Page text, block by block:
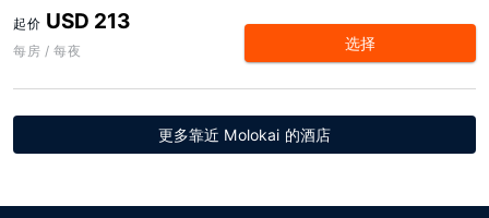
起价 USD 213
每房 / 每夜 选择
更多靠近 Molokai 的酒店